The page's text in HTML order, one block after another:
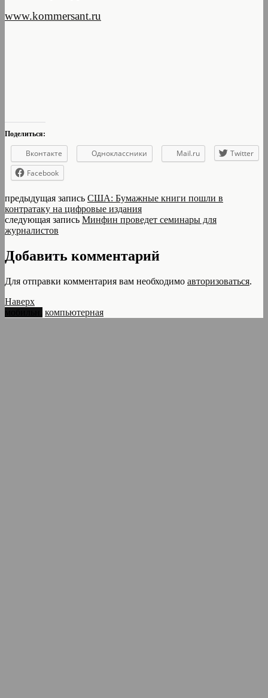
www.kommersant.ru
Поделиться:
Вконтакте Одноклассники Mail.ru
Twitter
Facebook
предыдущая запись США: Бумажные книги пошли в
контратаку на цифровые издания
следующая запись Минфин проведет семинары для
журналистов
Добавить комментарий
Для отправки комментария вам необходимо авторизоваться.
Наверх
компьютерная